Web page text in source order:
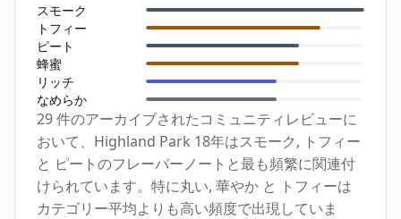
スモーク
トフィー
ピート
蜂蜜
リッチ
なめらか
29 件のアーカイブされたコミュニティレビューに
おいて、Highland Park 18年はスモーク, トフィー
と ピートのフレーバーノートと最も頻繁に関連付
けられています。特に丸い, 華やか と トフィーは
カテゴリー平均よりも高い頻度で出現していま